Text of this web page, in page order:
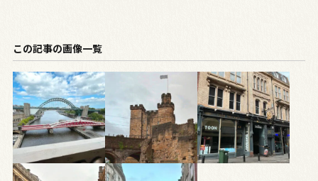
この記事の画像一覧